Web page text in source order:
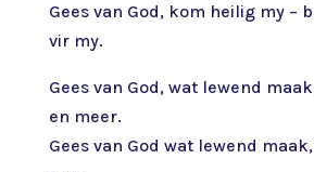
Gees van God, kom heilig my –
vir my.
Gees van God, wat lewend
en meer.
Gees van God wat lewend